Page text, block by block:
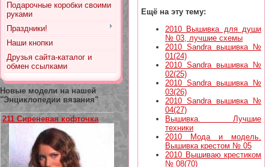
Подарочные коробки своими
руками
Праздники!
Наши кнопки
Друзья сайта-каталог и
обмен ссылками
Новые модели на нашей
"Энциклопедии вязания"
211 Сиреневая кофточка
Ещё на эту тему:
2010 Вышивка для души
№ 03, лучшие схемы
2010 Sandra вышивка №
01(24)
2010 Sandra вышивка №
02(25)
2010 Sandra вышивка №
03(26)
2010 Sandra вышивка №
04(27)
Вышивка. Лучшие
техники
2010 Мода и модель.
Вышивка крестом № 05
2010 Вышиваю крестиком
№ 08(70)